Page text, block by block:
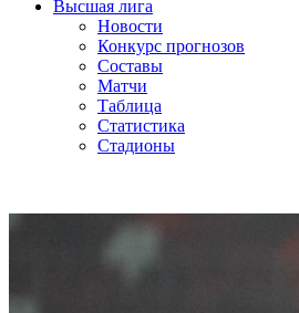
Высшая лига
Новости
Конкурс прогнозов
Составы
Матчи
Таблица
Статистика
Стадионы